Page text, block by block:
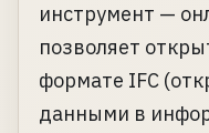
инструмент —
позволяет
формате IFC
данными в